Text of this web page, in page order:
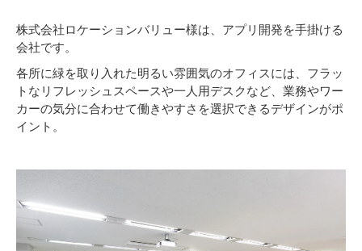
株式会社ロケーションバリュー様は、アプリ開発を手掛ける
会社です。
各所に緑を取り入れた明るい雰囲気のオフィスには、フラッ
トなリフレッシュスペースや一人用デスクなど、業務やワー
カーの気分に合わせて働きやすさを選択できるデザインがポ
イント。